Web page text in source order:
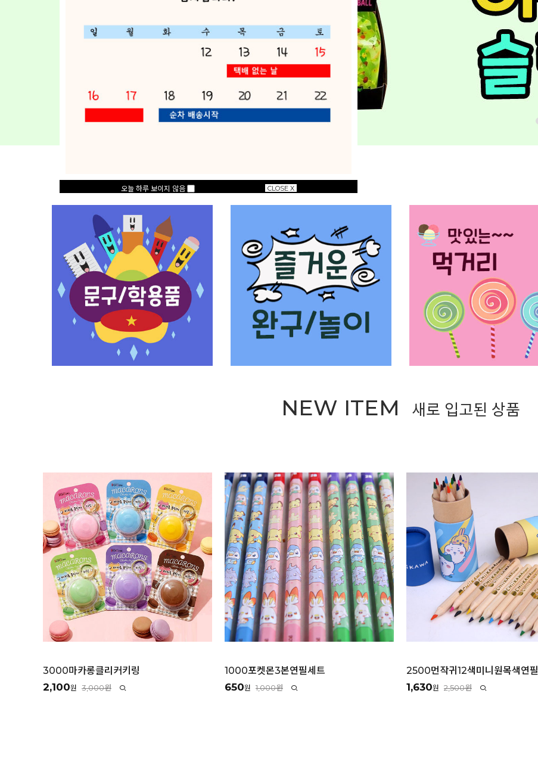
NEW ITEM 새로 입고된 상품
3000마카롱클리커키링
2,100원 3,000원
1000포켓몬3본연필세트
650원 1,000원
2500먼작귀12색미니원목색연필
1,630원 2,500원
오늘 하루 보이지 않음 CLOSE X